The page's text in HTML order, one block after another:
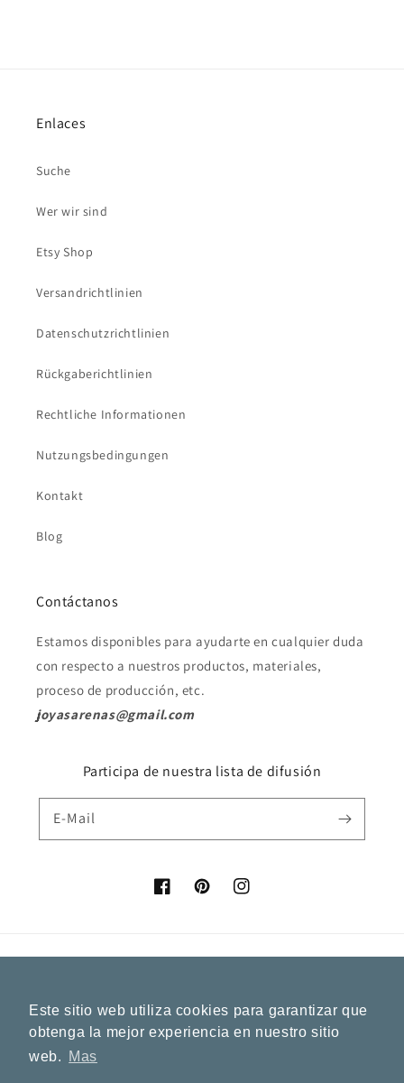
Este sitio web utiliza cookies para garantizar que
obtenga la mejor experiencia en nuestro sitio
web.
Mas
Enlaces
Suche
Wer wir sind
Etsy Shop
Versandrichtlinien
Datenschutzrichtlinien
Rückgaberichtlinien
Rechtliche Informationen
Nutzungsbedingungen
Kontakt
Blog
Contáctanos
Estamos disponibles para ayudarte en cualquier duda
con respecto a nuestros productos, materiales,
proceso de producción, etc.
joyasarenas@gmail.com
Participa de nuestra lista de difusión
E-Mail
FacebookPinterestInstagram
Spanien (EUR €) Deutsch
Zahlungsmethoden